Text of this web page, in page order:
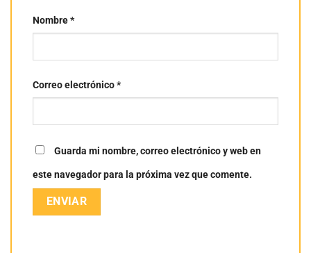
Nombre*
Correo electrónico*
Guarda mi nombre, correo electrónico y web en
este navegador para la próxima vez que comente.